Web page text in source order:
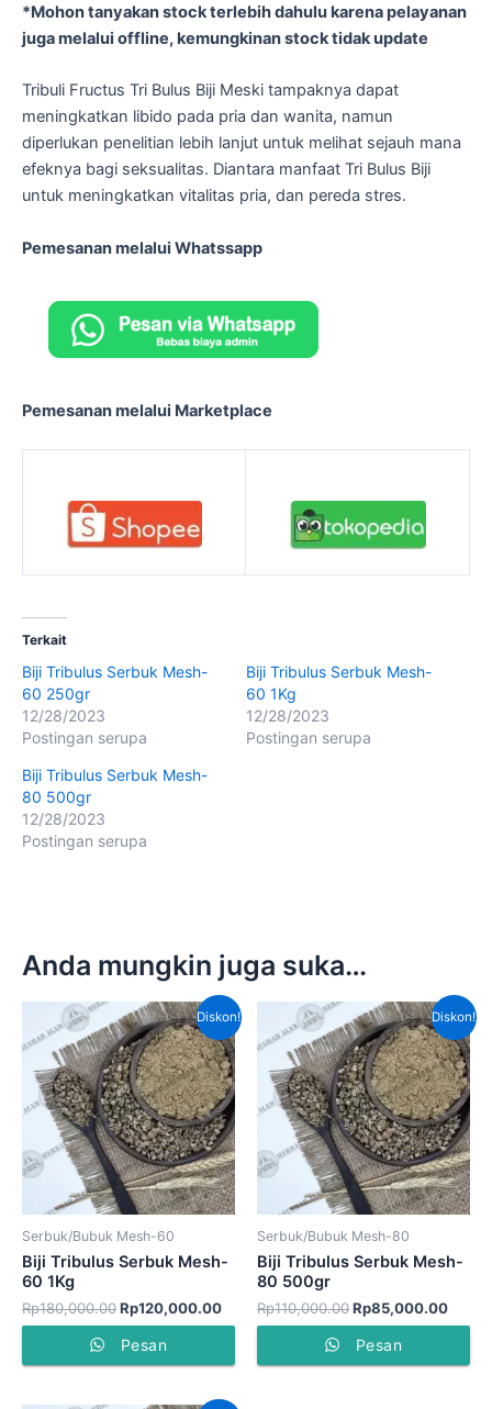
*Mohon tanyakan stock terlebih dahulu karena pelayanan
juga melalui offline, kemungkinan stock tidak update
Tribuli Fructus Tri Bulus Biji Meski tampaknya dapat
meningkatkan libido pada pria dan wanita, namun
diperlukan penelitian lebih lanjut untuk melihat sejauh mana
efeknya bagi seksualitas. Diantara manfaat Tri Bulus Biji
untuk meningkatkan vitalitas pria, dan pereda stres.
Pemesanan melalui Whatssapp
Pemesanan melalui Marketplace
Terkait
Biji Tribulus Serbuk Mesh-
60 250gr
12/28/2023
Postingan serupa
Biji Tribulus Serbuk Mesh-
60 1Kg
12/28/2023
Postingan serupa
Biji Tribulus Serbuk Mesh-
80 500gr
12/28/2023
Postingan serupa
Anda mungkin juga suka…
Diskon!
Serbuk/Bubuk Mesh-60
Biji Tribulus Serbuk Mesh-
60 1Kg
Rp180,000.00
Harga
aslinya
adalah:
Rp180,000.00.
Rp120,000.00
Harga
saat
ini
adalah:
Rp120,000.00.
Pesan
Diskon!
Serbuk/Bubuk Mesh-80
Biji Tribulus Serbuk Mesh-
80 500gr
Rp110,000.00
Harga
aslinya
adalah:
Rp110,000.00.
Rp85,000.00
Harga
saat
ini
Pesan